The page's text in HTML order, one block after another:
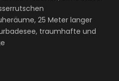
25 Meter langer
traumhafte und